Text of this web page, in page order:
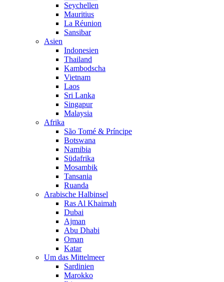
Seychellen
Mauritius
La Réunion
Sansibar
Asien
Indonesien
Thailand
Kambodscha
Vietnam
Laos
Sri Lanka
Singapur
Malaysia
Afrika
São Tomé & Príncipe
Botswana
Namibia
Südafrika
Mosambik
Tansania
Ruanda
Arabische Halbinsel
Ras Al Khaimah
Dubai
Ajman
Abu Dhabi
Oman
Katar
Um das Mittelmeer
Sardinien
Marokko